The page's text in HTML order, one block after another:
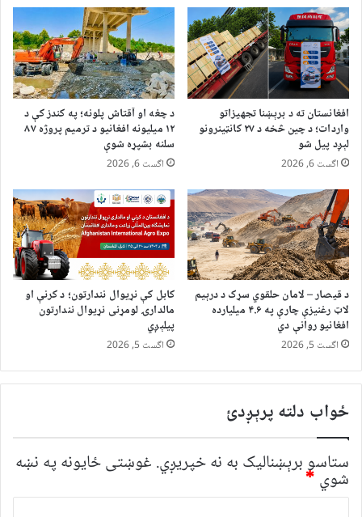
افغانستان ته د برېښنا تجهیزاتو
واردات؛ د چین څخه د ۲۷ کانټینرونو
لېږد پیل شو
اگست 6, 2026
د چغه او آقتاش پلونه؛ په کندز کې د
۱۲ میلیونه افغانیو د ترمیم پروژه ۸۷
سلنه بشپړه شوې
اگست 6, 2026
د قیصار – لامان حلقوي سړک د درېیم
لاټ رغنیزې چارې په ۴.۶ میلیارده
افغانیو روانې دي
اگست 5, 2026
کابل کې نړیوال نندارتون؛ د کرنې او
مالدارۍ لومړنی نړیوال نندارتون
پیلېږي
اگست 5, 2026
ځواب دلته پرېږدئ
ستاسو برېښناليک به نه خپريږي. غوښتى ځایونه په نښه
شوي *